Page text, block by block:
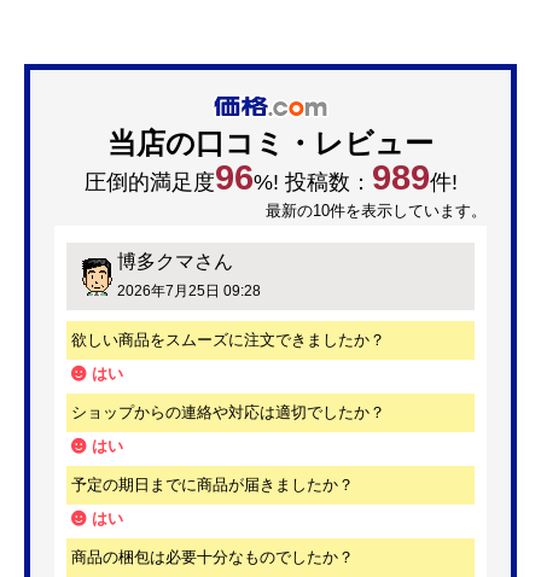
当店の口コミ・レビュー
圧倒的満足度96%! 投稿数： 989件!
最新の10件を表示しています。
博多クマさん
2026年7月25日 09:28
欲しい商品をスムーズに注文できましたか？
はい
ショップからの連絡や対応は適切でしたか？
はい
予定の期日までに商品が届きましたか？
はい
商品の梱包は必要十分なものでしたか？